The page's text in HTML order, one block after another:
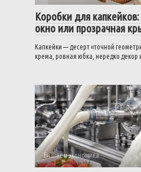
Коробки для
окно или прозрачная
Капкейки — десерт «точной
крема, ровная юбка, нередко декор
Бизнес и экономика